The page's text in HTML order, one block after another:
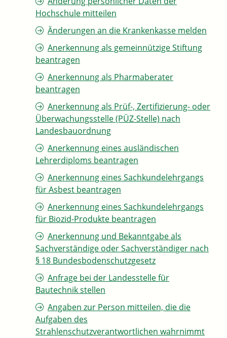
Hochschule mitteilen
Änderungen an die Krankenkasse melden
Anerkennung als gemeinnützige Stiftung
beantragen
Anerkennung als Pharmaberater
beantragen
Anerkennung als Prüf-, Zertifizierung- oder
Überwachungsstelle (PÜZ-Stelle) nach
Landesbauordnung
Anerkennung eines ausländischen
Lehrerdiploms beantragen
Anerkennung eines Sachkundelehrgangs
für Asbest beantragen
Anerkennung eines Sachkundelehrgangs
für Biozid-Produkte beantragen
Anerkennung und Bekanntgabe als
Sachverständige oder Sachverständiger nach
§ 18 Bundesbodenschutzgesetz
Anfrage bei der Landesstelle für
Bautechnik stellen
Angaben zur Person mitteilen, die die
Aufgaben des
Strahlenschutzverantwortlichen wahrnimmt